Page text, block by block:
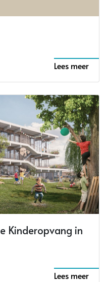
Lees meer
Kinderopvang in
Lees meer